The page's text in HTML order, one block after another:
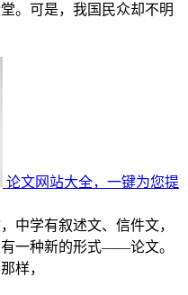
。可是，我国民众却不明
论文网站大全，一键为您提
中学有叙述文、信件文，
一种新的形式——论文。
样，